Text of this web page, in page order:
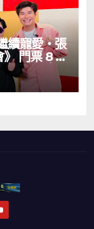
續寵愛・張
》 門票 8 月
旦」優先訂